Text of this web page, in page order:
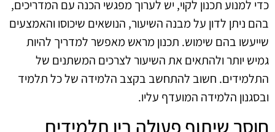
כדי למנוע תכנון לקוי, יש לערוך מפגשי הכנה עם המדריכים,
בהם ניתן לדון על מבנה השיעור, הנושאים שיכוסו והאמצעים
שייעשו בהם שימוש. תכנון מראש מאפשר למדריך להיות
גמיש יותר ולהתאים את השיעור לצרכים המשתנים של
התלמידים. חשוב להתחשב בקצב הלמידה של כל תלמיד
ובסגנון הלמידה המועדף עליו.
חוסר שיתוף פעולה בין תלמידים